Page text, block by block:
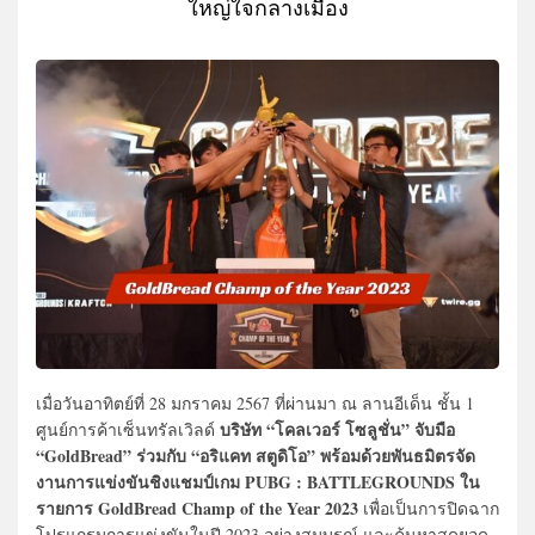
ใหญ่ใจกลางเมือง
เมื่อวันอาทิตย์ที่ 28 มกราคม 2567 ที่ผ่านมา ณ ลานอีเด็น ชั้น 1
ศูนย์การค้าเซ็นทรัลเวิลด์ บริษัท“โคลเวอร์ โซลูชั่น” จับมือ
“GoldBread” ร่วมกับ “อริแคท สตูดิโอ” พร้อมด้วยพันธมิตรจัด
งานการแข่งขันชิงแชมป์เกม PUBG : BATTLEGROUNDS ใน
รายการ GoldBread Champ of the Year 2023 เพื่อเป็นการปิดฉาก